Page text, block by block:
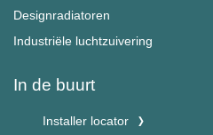
Designradiatoren
Industriële luchtzuivering
In de buurt
Installer locator